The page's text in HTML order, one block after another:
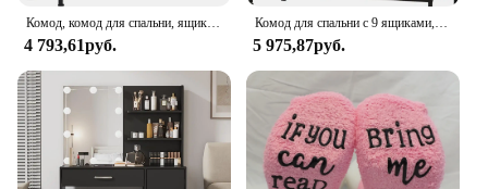
Комод, комод для спальни, ящик-органайзер, ящики для хранения, тканевая башня для хранения с 8 ящиками
4 793,61руб.
Комод для спальни с 9 ящиками, органайзер для тканевого шкафа, комод для ткани с металлической рамой и деревянной настольной башней для хранения
5 975,87руб.